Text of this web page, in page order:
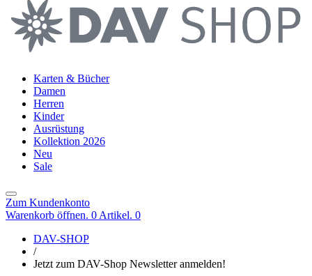
Karten & Bücher
Damen
Herren
Kinder
Ausrüstung
Kollektion 2026
Neu
Sale
Zum Kundenkonto
Warenkorb öffnen. 0 Artikel. 0
DAV-SHOP
/
Jetzt zum DAV-Shop Newsletter anmelden!